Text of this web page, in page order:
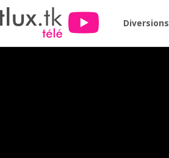
Diversions